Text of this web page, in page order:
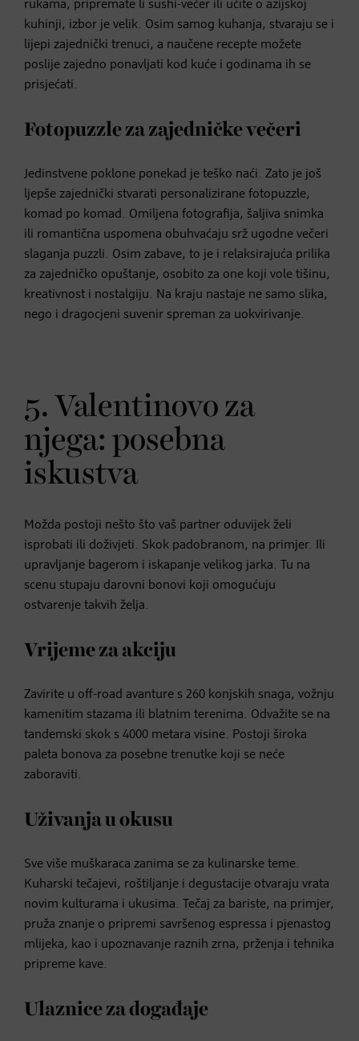
rukama, pripremate li sushi-večer ili učite o azijskoj
kuhinji, izbor je velik. Osim samog kuhanja, stvaraju se i
lijepi zajednički trenuci, a naučene recepte možete
poslije zajedno ponavljati kod kuće i godinama ih se
prisjećati.
Fotopuzzle za zajedničke večeri
Jedinstvene poklone ponekad je teško naći. Zato je još
ljepše zajednički stvarati personalizirane fotopuzzle,
komad po komad. Omiljena fotografija, šaljiva snimka
ili romantična uspomena obuhvaćaju srž ugodne večeri
slaganja puzzli. Osim zabave, to je i relaksirajuća prilika
za zajedničko opuštanje, osobito za one koji vole tišinu,
kreativnost i nostalgiju. Na kraju nastaje ne samo slika,
nego i dragocjeni suvenir spreman za uokvirivanje.
5. Valentinovo za
njega: posebna
iskustva
Možda postoji nešto što vaš partner oduvijek želi
isprobati ili doživjeti. Skok padobranom, na primjer. Ili
upravljanje bagerom i iskapanje velikog jarka. Tu na
scenu stupaju darovni bonovi koji omogućuju
ostvarenje takvih želja.
Vrijeme za akciju
Zavirite u off-road avanture s 260 konjskih snaga, vožnju
kamenitim stazama ili blatnim terenima. Odvažite se na
tandemski skok s 4000 metara visine. Postoji široka
paleta bonova za posebne trenutke koji se neće
zaboraviti.
Uživanja u okusu
Sve više muškaraca zanima se za kulinarske teme.
Kuharski tečajevi, roštiljanje i degustacije otvaraju vrata
novim kulturama i ukusima. Tečaj za bariste, na primjer,
pruža znanje o pripremi savršenog espressa i pjenastog
mlijeka, kao i upoznavanje raznih zrna, prženja i tehnika
pripreme kave.
Ulaznice za događaje